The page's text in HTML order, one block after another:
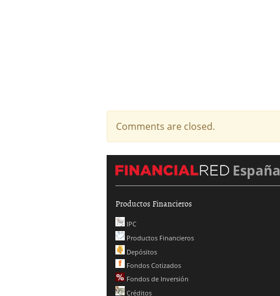
Comments are closed.
España
Productos Financieros
IPC
Productos Financieros
Depósitos
Fondos Cotizados
Fondos de Inversión
Créditos